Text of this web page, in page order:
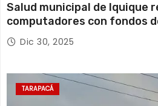
Salud municipal de Iquique
computadores con fondos
Tarapacá
Dic 30, 2025
TARAPACÁ